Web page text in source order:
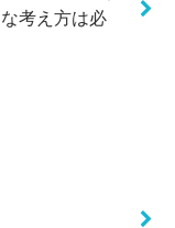
考え方は必